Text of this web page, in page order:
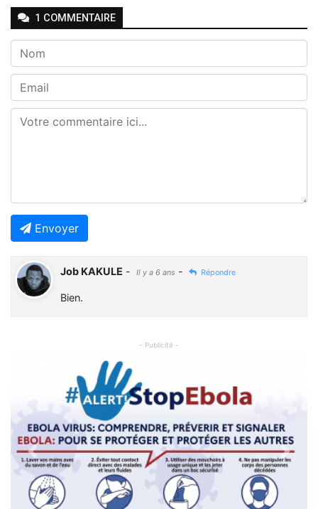
1 COMMENTAIRE
Envoyer
Job KAKULE - Il y a 6 ans - Répondre
Bien.
- Publicité -
Previous Next